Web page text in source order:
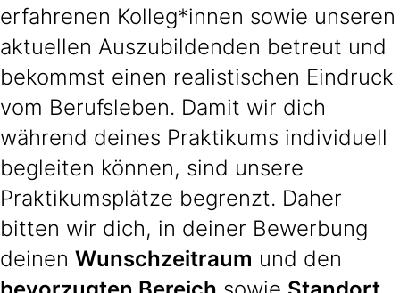
erfahrenen Kolleg*innen sowie unseren
aktuellen Auszubildenden betreut und
bekommst einen realistischen Eindruck
vom Berufsleben. Damit wir dich
während deines Praktikums individuell
begleiten können, sind unsere
Praktikumsplätze begrenzt. Daher
bitten wir dich, in deiner Bewerbung
deinen Wunschzeitraum und den